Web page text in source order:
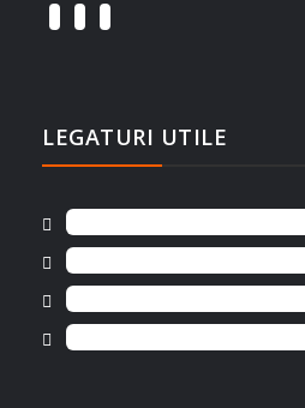
LEGATURI UTILE
ANPC
Termeni si Conditii
Politica de Confidentialitate
Cine suntem